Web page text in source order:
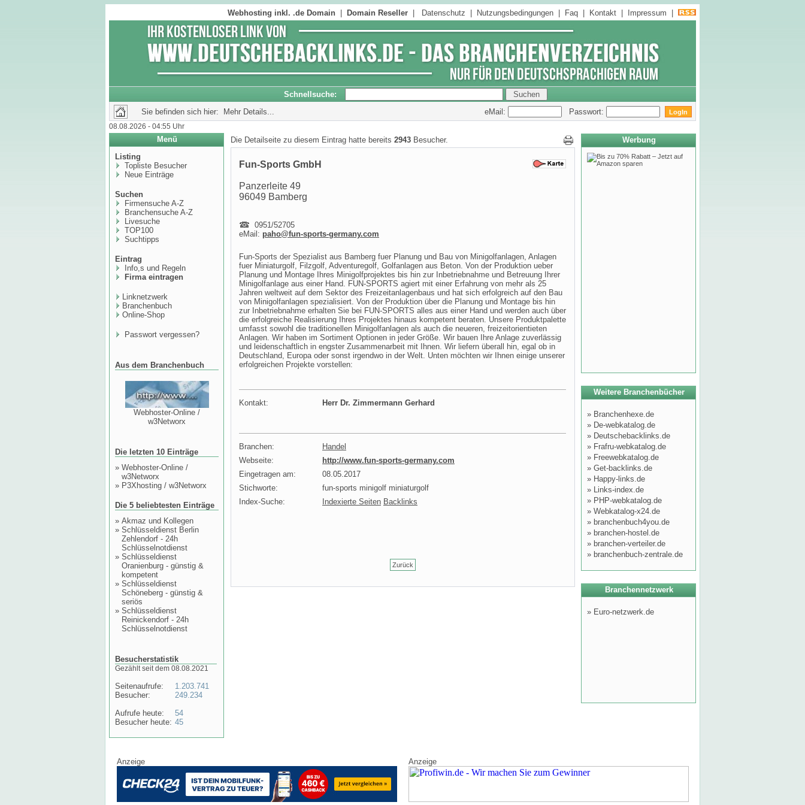
Webhosting inkl. .de Domain Domain Reseller Datenschutz Nutzungsbedingungen Faq Kontakt Impressum
Schnellsuche:
Sie befinden sich hier: Mehr Details...
eMail: Passwort:
08.08.2026 - 04:55 Uhr
Menü
Listing
Topliste Besucher
Neue Einträge
Suchen
Firmensuche A-Z
Branchensuche A-Z
Livesuche
TOP100
Suchtipps
Eintrag
Info,s und Regeln
Firma eintragen
Linknetzwerk
Branchenbuch
Online-Shop
Passwort vergessen?
Aus dem Branchenbuch
Webhoster-Online /
w3Networx
Die letzten 10 Einträge
» Webhoster-Online /
w3Networx
» P3Xhosting / w3Networx
Die 5 beliebtesten Einträge
» Akmaz und Kollegen
» Schlüsseldienst Berlin
Zehlendorf - 24h
Schlüsselnotdienst
» Schlüsseldienst
Oranienburg - günstig &
kompetent
» Schlüsseldienst
Schöneberg - günstig &
seriös
» Schlüsseldienst
Reinickendorf - 24h
Schlüsselnotdienst
Besucherstatistik
Gezählt seit dem 08.08.2021
Seitenaufrufe:
Besucher:
Aufrufe heute:
Besucher heute:
1.203.741
249.234
54
45
Die Detailseite zu diesem Eintrag hatte bereits 2943 Besucher.
Fun-Sports GmbH
Panzerleite 49
96049 Bamberg
0951/52705
eMail: paho@fun-sports-germany.com
Fun-Sports der Spezialist aus Bamberg fuer Planung und Bau von Minigolfanlagen, Anlagen
fuer Miniaturgolf, Filzgolf, Adventuregolf, Golfanlagen aus Beton. Von der Produktion ueber
Planung und Montage Ihres Minigolfprojektes bis hin zur Inbetriebnahme und Betreuung Ihrer
Minigolfanlage aus einer Hand. FUN-SPORTS agiert mit einer Erfahrung von mehr als 25
Jahren weltweit auf dem Sektor des Freizeitanlagenbaus und hat sich erfolgreich auf den Bau
von Minigolfanlagen spezialisiert. Von der Produktion über die Planung und Montage bis hin
zur Inbetriebnahme erhalten Sie bei FUN-SPORTS alles aus einer Hand und werden auch über
die erfolgreiche Realisierung Ihres Projektes hinaus kompetent beraten. Unsere Produktpalette
umfasst sowohl die traditionellen Minigolfanlagen als auch die neueren, freizeitorientieten
Anlagen. Wir haben im Sortiment Optionen in jeder Größe. Wir bauen Ihre Anlage zuverlässig
und leidenschaftlich in engster Zusammenarbeit mit Ihnen. Wir liefern überall hin, egal ob in
Deutschland, Europa oder sonst irgendwo in der Welt. Unten möchten wir Ihnen einige unserer
erfolgreichen Projekte vorstellen:
Kontakt: Herr Dr. Zimmermann Gerhard
Branchen:
Handel
Webseite:
http://www.fun-sports-germany.com
Eingetragen am:
08.05.2017
Stichworte:
fun-sports minigolf miniaturgolf
Index-Suche:
Indexierte Seiten Backlinks
Zurück
Werbung
Weitere Branchenbücher
» Branchenhexe.de
» De-webkatalog.de
» Deutschebacklinks.de
» Frafru-webkatalog.de
» Freewebkatalog.de
» Get-backlinks.de
» Happy-links.de
» Links-index.de
» PHP-webkatalog.de
» Webkatalog-x24.de
» branchenbuch4you.de
» branchen-hostel.de
» branchen-verteiler.de
» branchenbuch-zentrale.de
Branchennetzwerk
» Euro-netzwerk.de
Anzeige Anzeige